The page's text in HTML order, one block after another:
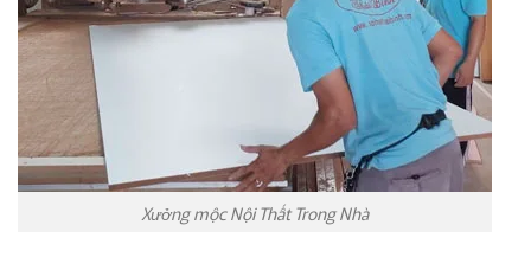
Xưởng mộc Nội Thất Trong Nhà